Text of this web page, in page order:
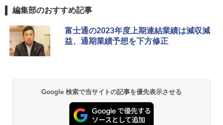
編集部のおすすめ記事
富士通の2023年度上期連結業績は減収減
益、通期業績予想を下方修正
Google 検索で当サイトの記事を優先表示させる